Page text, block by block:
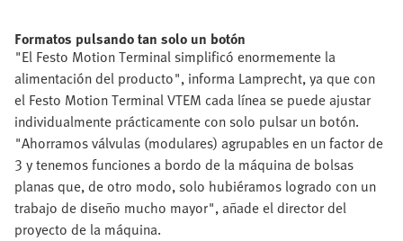
Formatos pulsando tan solo un botón
"El Festo Motion Terminal simplificó enormemente la
alimentación del producto", informa Lamprecht, ya que con
el Festo Motion Terminal VTEM cada línea se puede ajustar
individualmente prácticamente con solo pulsar un botón.
"Ahorramos válvulas (modulares) agrupables en un factor de
3 y tenemos funciones a bordo de la máquina de bolsas
planas que, de otro modo, solo hubiéramos logrado con un
trabajo de diseño mucho mayor", añade el director del
proyecto de la máquina.